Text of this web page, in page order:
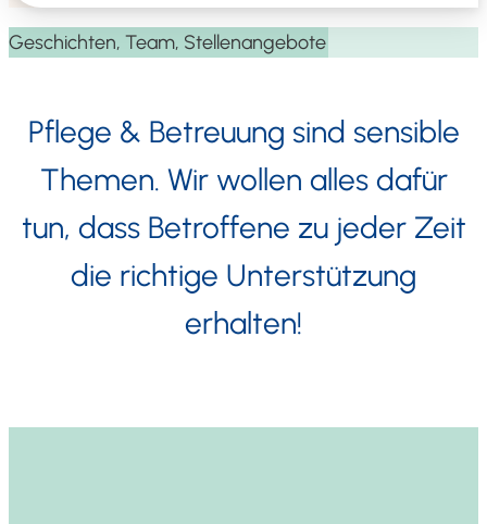
Geschich­ten, Team, Stellenangebote
Pfle­ge & Betreu­ung sind sen­si­ble
The­men. Wir wol­len alles dafür
tun, dass Betrof­fe­ne zu jeder Zeit
die rich­ti­ge Unter­stüt­zung
erhalten!